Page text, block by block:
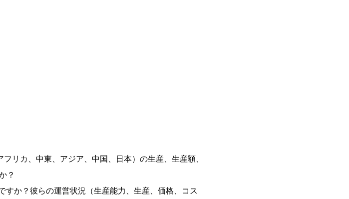
リカ、中東、アジア、中国、日本）の生産、生産額、
？
か？彼らの運営状況（生産能力、生産、価格、コス